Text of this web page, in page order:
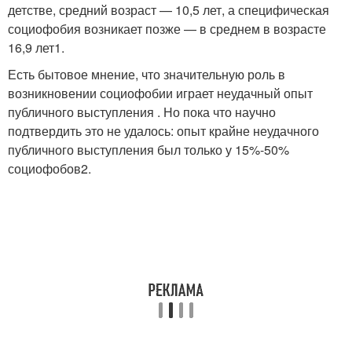
детстве, средний возраст — 10,5 лет, а специфическая
социофобия возникает позже — в среднем в возрасте
16,9 лет1.
Есть бытовое мнение, что значительную роль в
возникновении социофобии играет неудачный опыт
публичного выступления . Но пока что научно
подтвердить это не удалось: опыт крайне неудачного
публичного выступления был только у 15%-50%
социофобов2.